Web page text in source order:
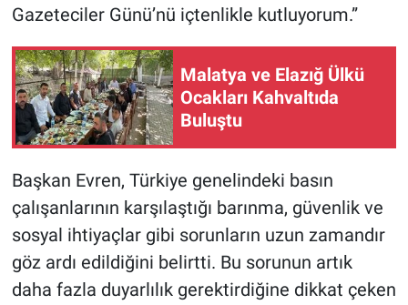
Gazeteciler Günü’nü içtenlikle kutluyorum.”
Malatya ve Elazığ Ülkü
Ocakları Kahvaltıda
Buluştu
Başkan Evren, Türkiye genelindeki basın
çalışanlarının karşılaştığı barınma, güvenlik ve
sosyal ihtiyaçlar gibi sorunların uzun zamandır
göz ardı edildiğini belirtti. Bu sorunun artık
daha fazla duyarlılık gerektirdiğine dikkat çeken